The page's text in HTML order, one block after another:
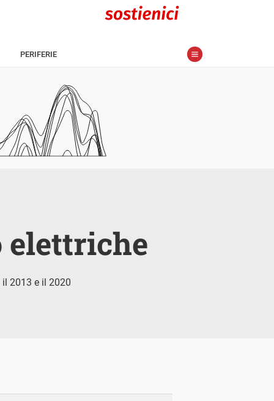
PERIFERIE
2013 e il 2020